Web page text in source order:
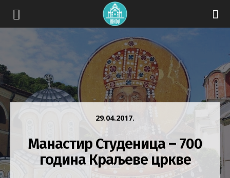
29.04.2017.
Манастир Студеница – 700
година Краљеве цркве